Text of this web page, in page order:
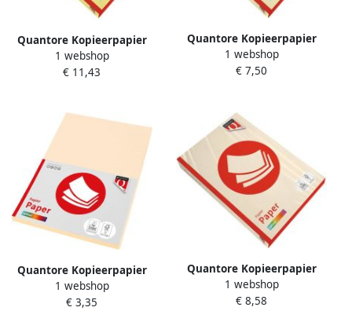
Quantore Kopieerpapier
Colour A4 160gr geel 250
vel
1 webshop
€ 11,43
Quantore Kopieerpapier
Colour A4 120gr kanariegeel
250 vel
1 webshop
€ 7,50
Quantore Kopieerpapier
Colour A4 160gr creme 50
vel
1 webshop
€ 3,35
Quantore Kopieerpapier
Colour A4 80gr creme 500
vel
1 webshop
€ 8,58